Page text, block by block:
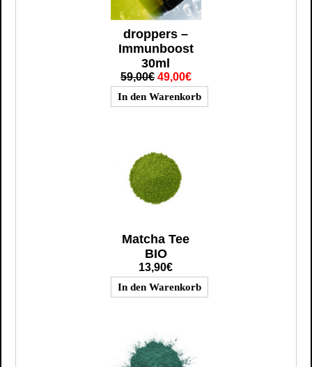
droppers –
Immunboost
30ml
59,00€ 49,00€
Matcha Tee
BIO
13,90€